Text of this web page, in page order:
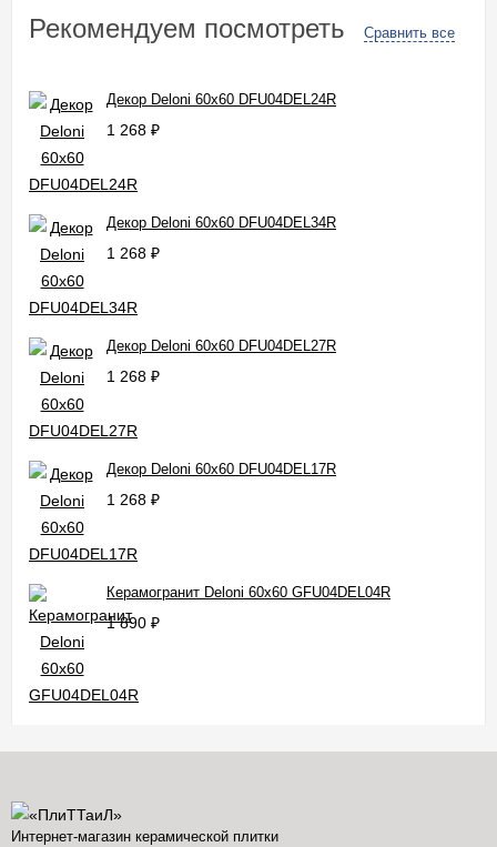
Рекомендуем посмотреть Сравнить все
Декор Deloni 60x60 DFU04DEL24R
1 268 ₽
Декор Deloni 60x60 DFU04DEL34R
1 268 ₽
Декор Deloni 60x60 DFU04DEL27R
1 268 ₽
Декор Deloni 60x60 DFU04DEL17R
1 268 ₽
Керамогранит Deloni 60x60 GFU04DEL04R
1 890 ₽
Интернет-магазин керамической плитки